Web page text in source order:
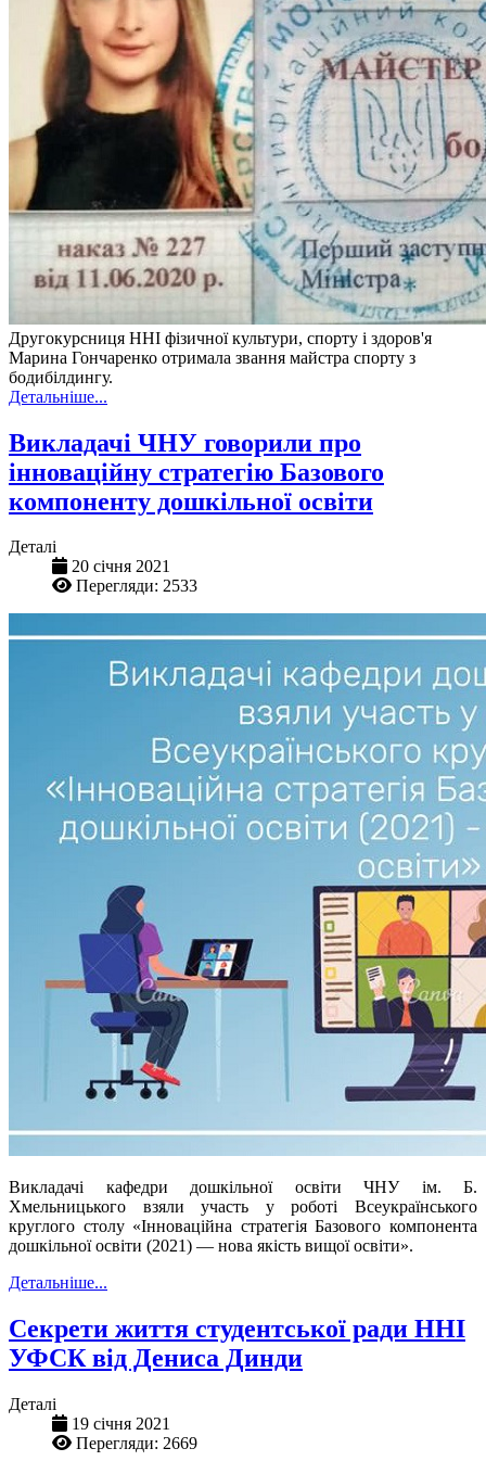
Другокурсниця ННІ фізичної культури, спорту і здоров'я
Марина Гончаренко отримала звання майстра спорту з
бодибілдингу.
Детальніше...
Викладачі ЧНУ говорили про
інноваційну стратегію Базового
компоненту дошкільної освіти
Деталі
20 січня 2021
Перегляди: 2533
Викладачі кафедри дошкільної освіти ЧНУ ім. Б.
Хмельницького взяли участь у роботі Всеукраїнського
круглого столу «Інноваційна стратегія Базового компонента
дошкільної освіти (2021) — нова якість вищої освіти».
Детальніше...
Секрети життя студентської ради ННІ
УФСК від Дениса Динди
Деталі
19 січня 2021
Перегляди: 2669